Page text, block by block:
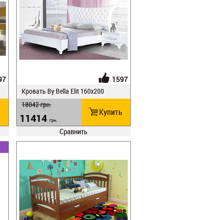
1597
Кровать Ву Веlla Elit 160x200
18042грн.
11414 грн.
Купить
Сравнить